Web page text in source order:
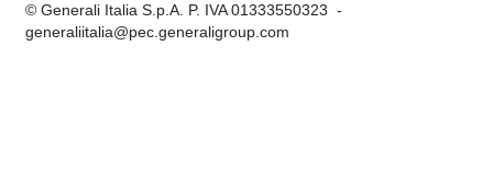
© Generali Italia S.p.A. P. IVA 01333550323 -
generaliitalia@pec.generaligroup.com